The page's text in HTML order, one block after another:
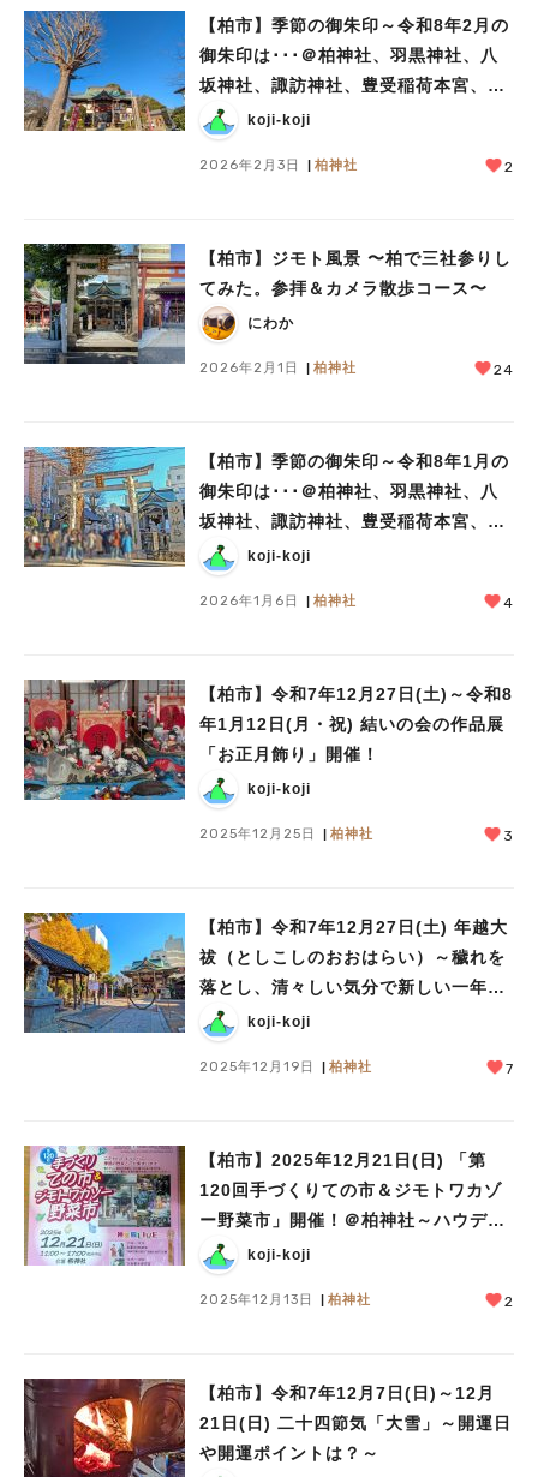
【柏市】季節の御朱印～令和8年2月の
御朱印は･･･＠柏神社、羽黒神社、八
坂神社、諏訪神社、豊受稲荷本宮、大
洞院
koji-koji
2026年2月3日 柏神社 2
【柏市】ジモト風景 〜柏で三社参りし
てみた。参拝＆カメラ散歩コース〜
にわか
2026年2月1日 柏神社 24
【柏市】季節の御朱印～令和8年1月の
御朱印は･･･＠柏神社、羽黒神社、八
坂神社、諏訪神社、豊受稲荷本宮、大
洞院
koji-koji
2026年1月6日 柏神社 4
【柏市】令和7年12月27日(土)～令和8
年1月12日(月・祝) 結いの会の作品展
「お正月飾り」開催！
koji-koji
2025年12月25日 柏神社 3
【柏市】令和7年12月27日(土) 年越大
祓（としこしのおおはらい）～穢れを
落とし、清々しい気分で新しい一年を
迎えよう～＠柏神社
koji-koji
2025年12月19日 柏神社 7
【柏市】2025年12月21日(日) 「第
120回手づくりての市＆ジモトワカゾ
ー野菜市」開催！＠柏神社～ハウディ
モールでは「KASHIWA Christmas
Market 2025」が同時開催！
koji-koji
2025年12月13日 柏神社 2
【柏市】令和7年12月7日(日)～12月
21日(日) 二十四節気「大雪」～開運日
や開運ポイントは？～